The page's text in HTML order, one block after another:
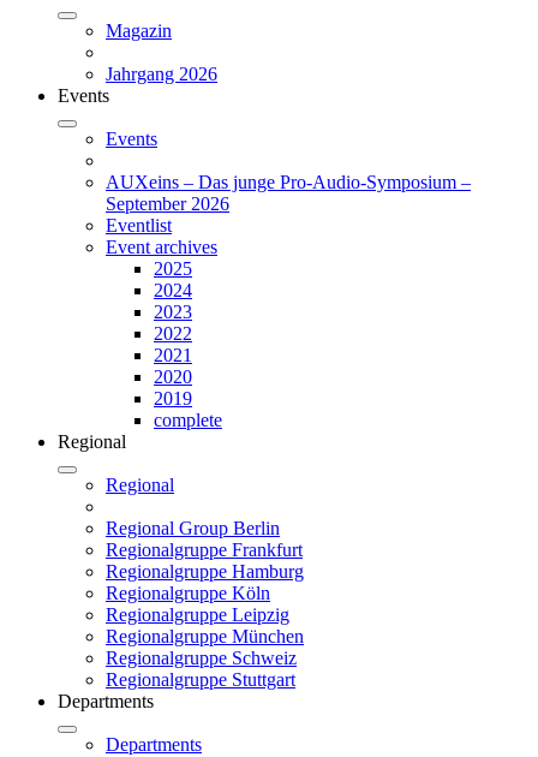
Magazin
Jahrgang 2026
Events
Events
AUXeins – Das junge Pro-Audio-Symposium –
September 2026
Eventlist
Event archives
2025
2024
2023
2022
2021
2020
2019
complete
Regional
Regional
Regional Group Berlin
Regionalgruppe Frankfurt
Regionalgruppe Hamburg
Regionalgruppe Köln
Regionalgruppe Leipzig
Regionalgruppe München
Regionalgruppe Schweiz
Regionalgruppe Stuttgart
Departments
Departments